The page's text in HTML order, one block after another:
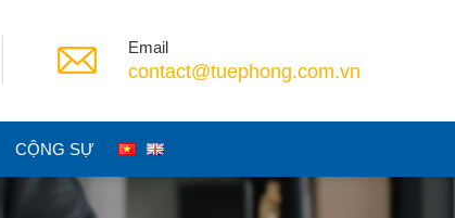
Email
contact@tuephong.com.vn
CỘNG SỰ